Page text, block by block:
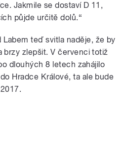
Jakmile se dostaví D 11,
půjde určitě dolů.“
teď svitla naděje, že by
brzy zlepšit. V červenci totiž
dlouhých 8 letech zahájilo
Hradce Králové, ta ale bude